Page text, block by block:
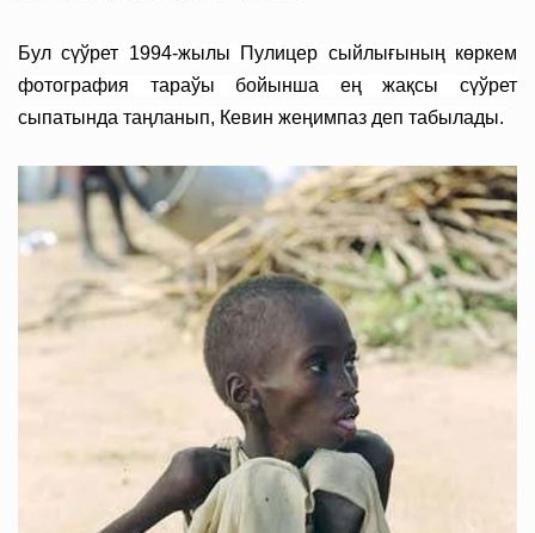
Бул сүўрет 1994-жылы Пулицер сыйлығының көркем
фотография тараўы бойынша ең жақсы сүўрет
сыпатында таңланып, Кевин жеңимпаз деп табылады.